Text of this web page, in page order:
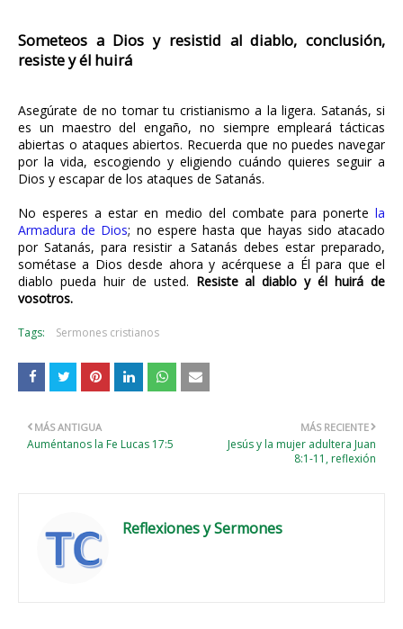
Someteos a Dios y resistid al diablo, conclusión,
resiste y él huirá
Asegúrate de no tomar tu cristianismo a la ligera. Satanás, si
es un maestro del engaño, no siempre empleará tácticas
abiertas o ataques abiertos. Recuerda que no puedes navegar
por la vida, escogiendo y eligiendo cuándo quieres seguir a
Dios y escapar de los ataques de Satanás.
No esperes a estar en medio del combate para ponerte la
Armadura de Dios; no espere hasta que hayas sido atacado
por Satanás, para resistir a Satanás debes estar preparado,
sométase a Dios desde ahora y acérquese a Él para que el
diablo pueda huir de usted. Resiste al diablo y él huirá de
vosotros.
Tags: Sermones cristianos
MÁS RECIENTE
Jesús y la mujer adultera Juan
8:1-11, reflexión
MÁS ANTIGUA
Auméntanos la Fe Lucas 17:5
Reflexiones y Sermones